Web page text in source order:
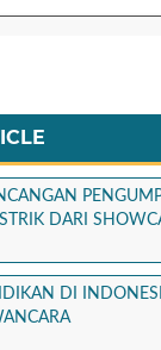
DARI
DI